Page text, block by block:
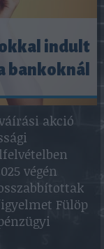
indult
bankoknál
akció
végén
Fülöp